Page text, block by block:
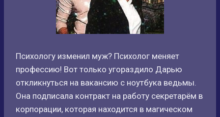
Психологу изменил муж? Психолог меняет
профессию! Вот только угораздило Дарью
откликнуться на вакансию с ноутбука ведьмы.
Она подписала контракт на работу секретарём в
корпорации, которая находится в магическом